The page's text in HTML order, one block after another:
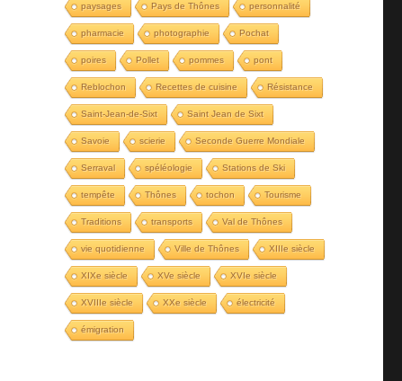
paysages Pays de Thônes personnalité
pharmacie photographie Pochat
poires Pollet pommes pont
Reblochon Recettes de cuisine Résistance
Saint-Jean-de-Sixt Saint Jean de Sixt
Savoie scierie Seconde Guerre Mondiale
Serraval spéléologie Stations de Ski
tempête Thônes tochon Tourisme
Traditions transports Val de Thônes
vie quotidienne Ville de Thônes XIIIe siècle
XIXe siècle XVe siècle XVIe siècle
XVIIIe siècle XXe siècle électricité
émigration